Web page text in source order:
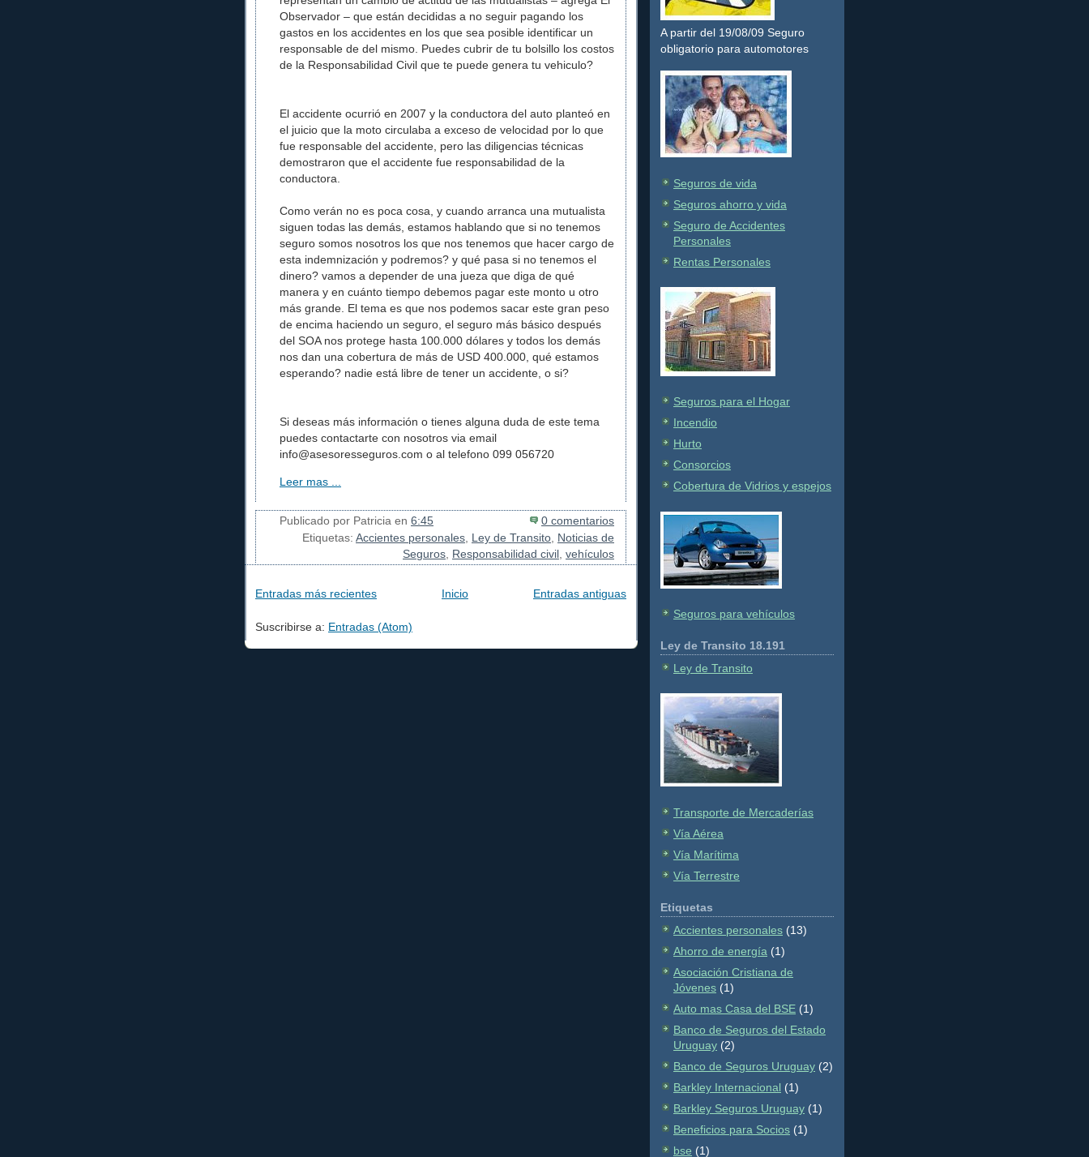
Observador – que están decididas a no seguir pagando los
gastos en los accidentes en los que sea posible identificar un
responsable de del mismo. Puedes cubrir de tu bolsillo los costos
de la Responsabilidad Civil que te puede genera tu vehiculo?
El accidente ocurrió en 2007 y la conductora del auto planteó en
el juicio que la moto circulaba a exceso de velocidad por lo que
fue responsable del accidente, pero las diligencias técnicas
demostraron que el accidente fue responsabilidad de la
conductora.
Como verán no es poca cosa, y cuando arranca una mutualista
siguen todas las demás, estamos hablando que si no tenemos
seguro somos nosotros los que nos tenemos que hacer cargo de
esta indemnización y podremos? y qué pasa si no tenemos el
dinero? vamos a depender de una jueza que diga de qué
manera y en cuánto tiempo debemos pagar este monto u otro
más grande. El tema es que nos podemos sacar este gran peso
de encima haciendo un seguro, el seguro más básico después
del SOA nos protege hasta 100.000 dólares y todos los demás
nos dan una cobertura de más de USD 400.000, qué estamos
esperando? nadie está libre de tener un accidente, o si?
Si deseas más información o tienes alguna duda de este tema
puedes contactarte con nosotros via email
info@asesoresseguros.com o al telefono 099 056720
Leer mas ...
Publicado por Patricia en 6:45
0 comentarios
Etiquetas: Accientes personales Ley de Transito Noticias de
Seguros Responsabilidad civil vehículos
Entradas más recientes Entradas antiguas
Inicio
Suscribirse a: Entradas (Atom)
A partir del 19/08/09 Seguro
obligatorio para automotores
Seguros de vida
Seguros ahorro y vida
Seguro de Accidentes
Personales
Rentas Personales
Seguros para el Hogar
Incendio
Hurto
Consorcios
Cobertura de Vidrios y espejos
Seguros para vehículos
Ley de Transito 18.191
Ley de Transito
Transporte de Mercaderías
Vía Aérea
Vía Marítima
Vía Terrestre
Etiquetas
Accientes personales (13)
Ahorro de energía (1)
Asociación Cristiana de
Jóvenes (1)
Auto mas Casa del BSE (1)
Banco de Seguros del Estado
Uruguay (2)
Banco de Seguros Uruguay (2)
Barkley Internacional (1)
Barkley Seguros Uruguay (1)
Beneficios para Socios (1)
bse (1)